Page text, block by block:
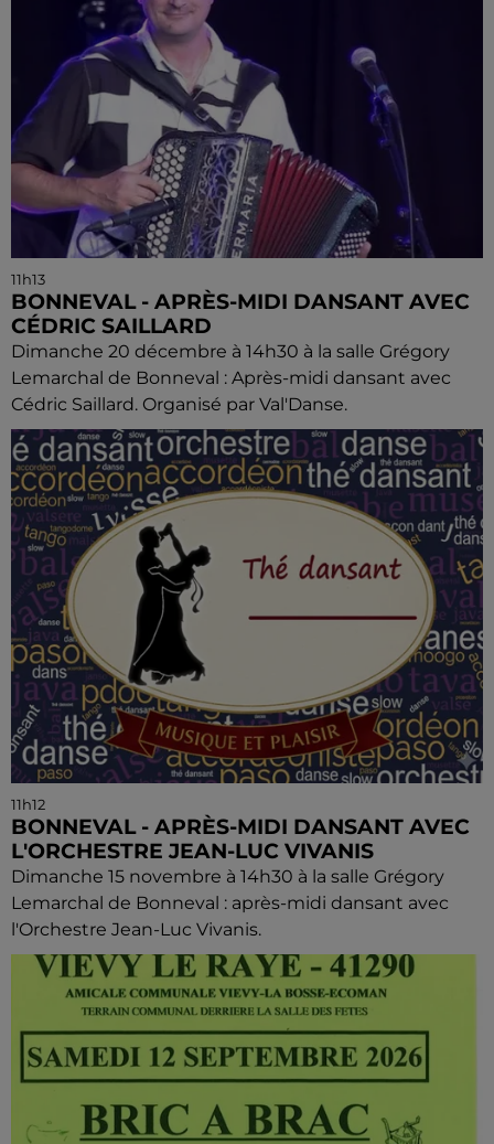
11h13
BONNEVAL - APRÈS-MIDI DANSANT AVEC
CÉDRIC SAILLARD
Dimanche 20 décembre à 14h30 à la salle Grégory
Lemarchal de Bonneval : Après-midi dansant avec
Cédric Saillard. Organisé par Val'Danse.
11h12
BONNEVAL - APRÈS-MIDI DANSANT AVEC
L'ORCHESTRE JEAN-LUC VIVANIS
Dimanche 15 novembre à 14h30 à la salle Grégory
Lemarchal de Bonneval : après-midi dansant avec
l'Orchestre Jean-Luc Vivanis.